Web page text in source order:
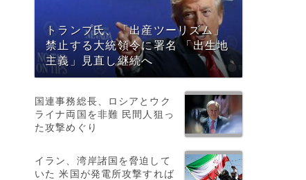
トランプ氏、「出産ツーリズム」
禁止する大統領令に署名 「出生地
主義」見直し継続へ
国連事務総長、ロシアとウク
ライナ両国を非難 民間人狙っ
た攻撃めぐり
イラン、湾岸諸国を脅迫して
いた 米国が発電所攻撃すれば